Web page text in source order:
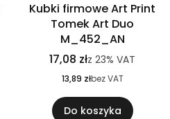
Kubki firmowe Art Print
Tomek Art Duo
M_452_AN
17,08 złz 23% VAT
13,89 złbez VAT
Do koszyka